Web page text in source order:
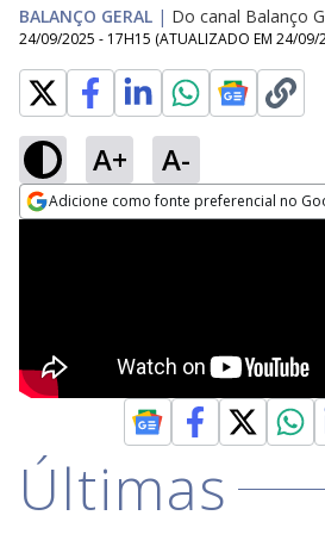
BALANÇO GERAL | Do canal Balanço
24/09/2025 - 17H15 (ATUALIZADO EM 24/09/
A+ A-
Adicione como fonte preferencial no
Últimas